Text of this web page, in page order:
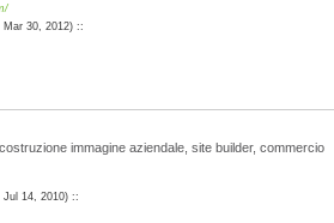
30, 2012) ::
immagine aziendale, site builder, commercio
14, 2010) ::